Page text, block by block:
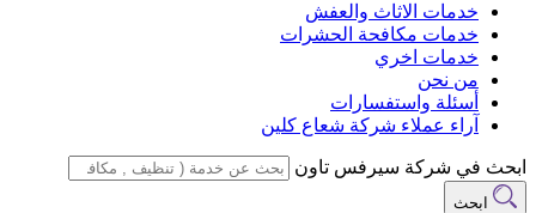
خدمات الاثاث والعفش
خدمات مكافحة الحشرات
خدمات اخري
من نحن
أسئلة واستفسارات
آراء عملاء شركة شعاع كلين
ابحث في شركة سيرفس تاون
ابحث